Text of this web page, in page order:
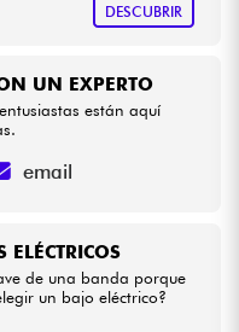
DESCUBRIR
de una banda porque
un bajo eléctrico?
UN EXPERTO
están aquí
email